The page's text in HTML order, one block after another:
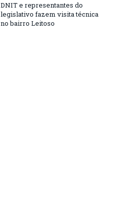
DNIT e representantes do
legislativo fazem visita técnica
no bairro Leitoso